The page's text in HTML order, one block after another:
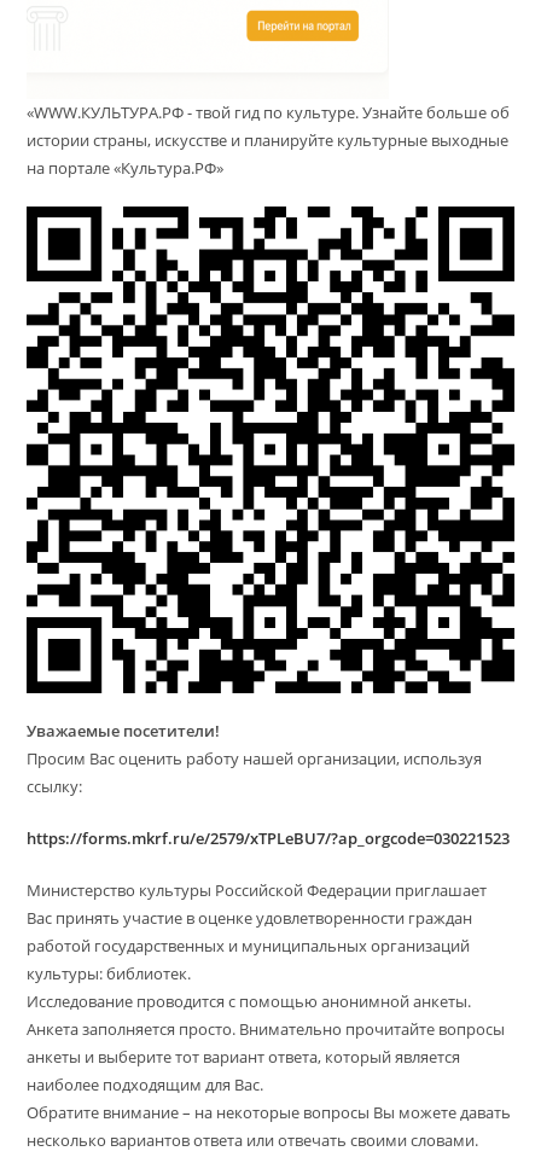
«WWW.КУЛЬТУРА.РФ - твой гид по культуре. Узнайте больше об
истории страны, искусстве и планируйте культурные выходные
на портале «Культура.РФ»
Уважаемые посетители!
Просим Вас оценить работу нашей организации, используя
ссылку:
https://forms.mkrf.ru/e/2579/xTPLeBU7/?ap_orgcode=030221523
Министерство культуры Российской Федерации приглашает
Вас принять участие в оценке удовлетворенности граждан
работой государственных и муниципальных организаций
культуры: библиотек.
Исследование проводится с помощью анонимной анкеты.
Анкета заполняется просто. Внимательно прочитайте вопросы
анкеты и выберите тот вариант ответа, который является
наиболее подходящим для Вас.
Обратите внимание – на некоторые вопросы Вы можете давать
несколько вариантов ответа или отвечать своими словами.